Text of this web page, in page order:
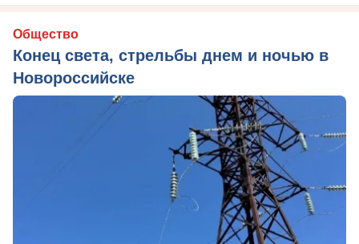
Общество
Конец света, стрельбы днем и ночью в
Новороссийске